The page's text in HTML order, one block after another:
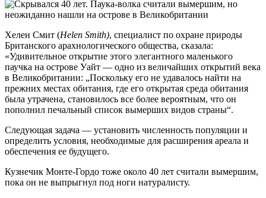
Хелен Смит (Helen Smith), специалист по охране природы
Британского арахнологического общества, сказала:
«Удивительное открытие этого элегантного маленького
паучка на острове Уайт — одно из величайших открытий века
в Великобритании: „Поскольку его не удавалось найти на
прежних местах обитания, где его открытая среда обитания
была утрачена, становилось все более вероятным, что он
пополнил печальный список вымерших видов страны“.
Следующая задача — установить численность популяции и
определить условия, необходимые для расширения ареала и
обеспечения ее будущего.
Кузнечик Монте-Гордо тоже около 40 лет считали вымершим,
пока он не выпрыгнул под ноги натуралисту.